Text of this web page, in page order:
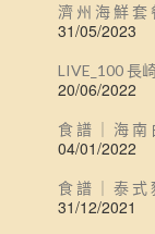
濟 州 海 鮮 套
31/05/2023
LIVE_100 長
20/06/2022
食 譜 ｜ 海 南
04/01/2022
食 譜 ｜ 泰 式
31/12/2021